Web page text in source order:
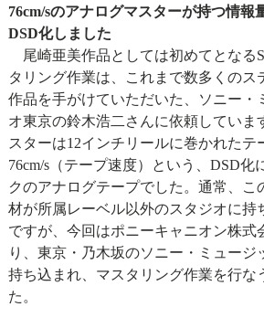
76cm/sのアナログマスターが持つ情報
DSD化しました
尾崎亜美作品としては初めてとなる
タリング作業は、これまで数多くのス
作品を手がけていただいた、ソニー・
オ東京の鈴木浩二さんに依頼していま
スターは12インチリールに巻かれたテ
76cm/s（テープ速度）という、DSD化
クのアナログテープでした。通常、こ
材が所属レーベル以外のスタジオに持
ですが、今回はポニーキャニオン株式
り、東京・乃木坂のソニー・ミュージ
持ち込まれ、マスタリング作業を行な
た。